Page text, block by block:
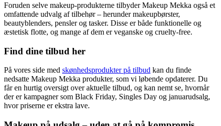
Foruden selve makeup-produkterne tilbyder Makeup Mekka også et
omfattende udvalg af tilbehør – herunder makeupbørster,
beautyblenders, pensler og tasker. Disse er både funktionelle og
æstetisk flotte, og mange af dem er veganske og cruelty-free.
Find dine tilbud her
På vores side med skønhedsprodukter på tilbud kan du finde
nedsatte Makeup Mekka produkter, som vi løbende opdaterer. Du
får en hurtig oversigt over aktuelle tilbud, og kan nemt se, hvornår
der er kampagner som Black Friday, Singles Day og januarudsalg,
hvor priserne er ekstra lave.